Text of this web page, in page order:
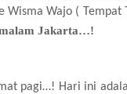
Wisma Wajo (
Jakarta…!
Hari ini adalah